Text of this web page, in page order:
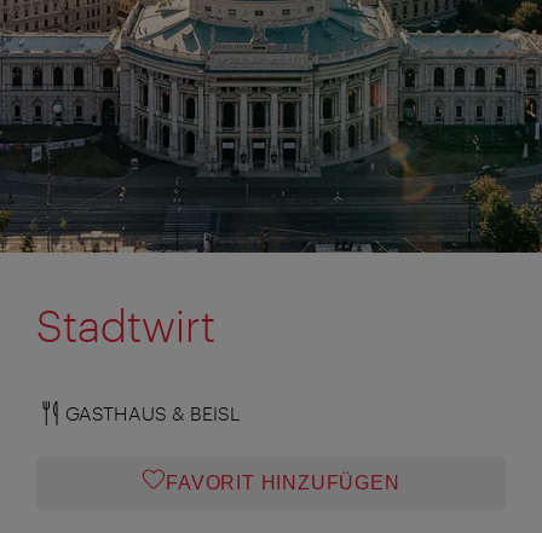
Stadtwirt
GASTHAUS & BEISL
FAVORIT HINZUFÜGEN